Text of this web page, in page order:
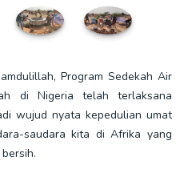
Program Sedekah Air
di Nigeria telah terlaksana
wujud nyata kepedulian umat
saudara kita di Afrika yang